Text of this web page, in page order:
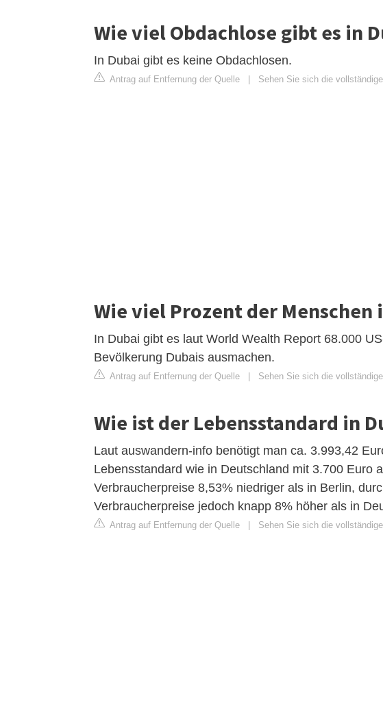
Wie viel Obdachlose gibt es in
In Dubai gibt es keine Obdachlosen.
Antrag auf Entfernung der Quelle Sehen Sie sich die
Wie viel Prozent der Menschen
In Dubai gibt es laut World Wealth Report 68.000
Bevölkerung Dubais ausmachen.
Antrag auf Entfernung der Quelle Sehen Sie sich die
Wie ist der Lebensstandard in
Laut auswandern-info benötigt man ca. 3.993,42
Lebensstandard wie in Deutschland mit 3.700 Euro
Verbraucherpreise 8,53% niedriger als in Berlin,
Verbraucherpreise jedoch knapp 8% höher als in
Antrag auf Entfernung der Quelle Sehen Sie sich die